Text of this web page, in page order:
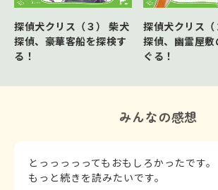
探偵犬クリス（３） 柴犬
探偵、豪華客船を探検す
る！
探偵犬クリス（
探偵、幽霊屋敷
ぐる！
みんなの感想
とっっっっってもおもしろかったです。
もっと続きを読みたいです。